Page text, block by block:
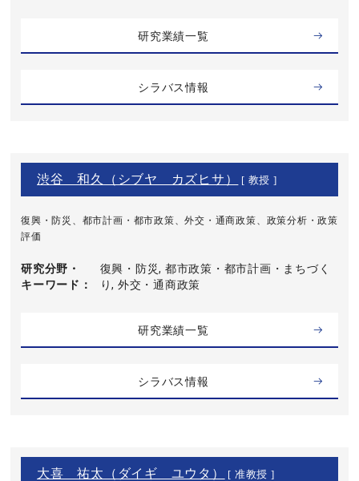
研究業績一覧
シラバス情報
渋谷 和久（シブヤ カズヒサ） [ 教授 ]
復興・防災、都市計画・都市政策、外交・通商政策、政策分析・政策
評価
研究分野・
キーワード
復興・防災, 都市政策・都市計画・まちづく
り, 外交・通商政策
研究業績一覧
シラバス情報
大喜 祐太（ダイギ ユウタ） [ 准教授 ]